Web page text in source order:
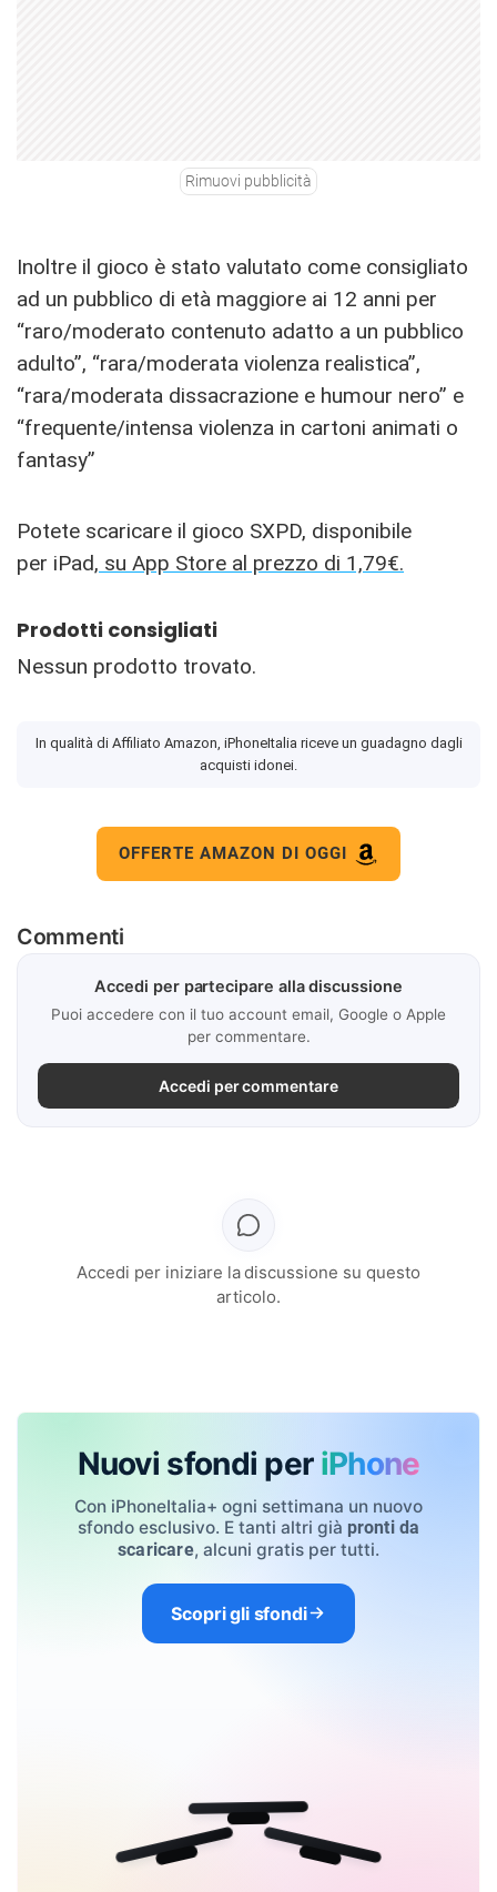
Rimuovi pubblicità
Inoltre il gioco è stato valutato come consigliato
ad un pubblico di età maggiore ai 12 anni per
“raro/moderato contenuto adatto a un pubblico
adulto”, “rara/moderata violenza realistica”,
“rara/moderata dissacrazione e humour nero” e
“frequente/intensa violenza in cartoni animati o
fantasy”
Potete scaricare il gioco SXPD, disponibile
per iPad, su App Store al prezzo di 1,79€.
Prodotti consigliati
Nessun prodotto trovato.
In qualità di Affiliato Amazon, iPhoneItalia riceve un guadagno dagli
acquisti idonei.
OFFERTE AMAZON DI OGGI
Commenti
Accedi per partecipare alla discussione
Puoi accedere con il tuo account email, Google o Apple
per commentare.
Accedi per commentare
Accedi per iniziare la discussione su questo
articolo.
Nuovi sfondi per iPhone
Con iPhoneItalia+ ogni settimana un nuovo
sfondo esclusivo. E tanti altri già pronti da
scaricare, alcuni gratis per tutti.
Scopri gli sfondi